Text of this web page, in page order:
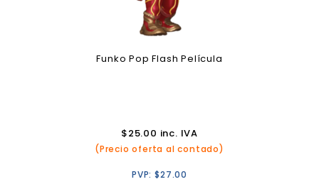
Funko Pop Flash Película
$25.00 inc. IVA
(Precio oferta al contado)
PVP:$27.00